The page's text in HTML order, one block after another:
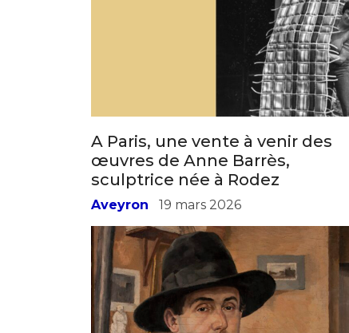
A Paris, une vente à venir des
œuvres de Anne Barrès,
sculptrice née à Rodez